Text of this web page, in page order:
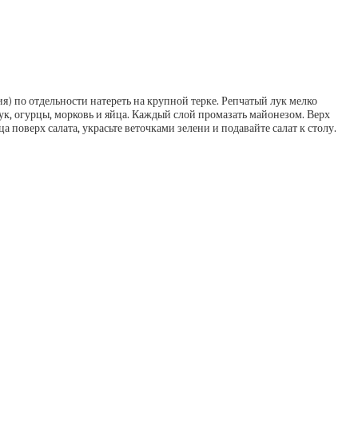
отдельности натереть на крупной терке. Репчатый лук мелко
огурцы, морковь и яйца. Каждый слой промазать майонезом. Верх
салата, украсьте веточками зелени и подавайте салат к столу.